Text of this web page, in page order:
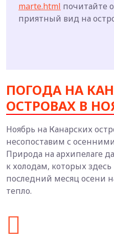
marte.html почитайте
приятный вид на
ПОГОДА НА
ОСТРОВАХ В
Ноябрь на Канарских
несопоставим с
Природа на архипелаге
к холодам, которых
последний месяц осени
тепло.